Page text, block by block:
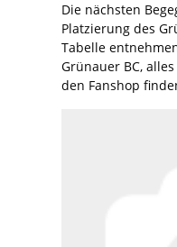
Die nächsten
Platzierung des
Tabelle
Grünauer BC,
den Fanshop